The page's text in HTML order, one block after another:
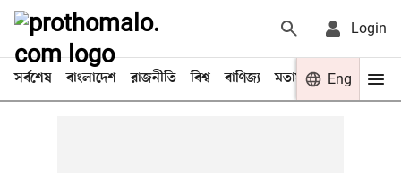
Login
সর্বশেষ বাংলাদেশ রাজনীতি বিশ্ব বাণিজ্য মতামত খেলা
Eng